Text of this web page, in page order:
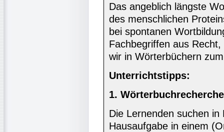
Das angeblich längste
des menschlichen
bei spontanen
Fachbegriffen aus
wir in Wörterbüchern
Unterrichtstipps:
1.
Die Lernenden suchen
Hausaufgabe in einem